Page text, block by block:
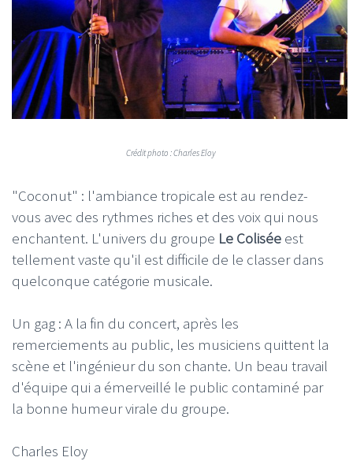
Crédit photo : Charles Eloy
"Coconut" : l'ambiance tropicale est au rendez-
vous avec des rythmes riches et des voix qui nous
enchantent. L'univers du groupe Le Colisée est
tellement vaste qu'il est difficile de le classer dans
quelconque catégorie musicale.
Un gag : A la fin du concert, après les
remerciements au public, les musiciens quittent la
scène et l'ingénieur du son chante. Un beau travail
d'équipe qui a émerveillé le public contaminé par
la bonne humeur virale du groupe.
Charles Eloy